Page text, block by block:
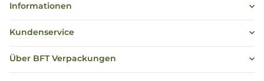
Informationen
Kundenservice
Über BFT Verpackungen